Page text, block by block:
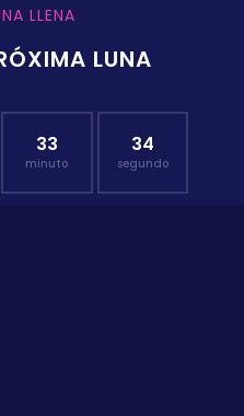
LLENA
LUNA
33
minuto
33
segundo